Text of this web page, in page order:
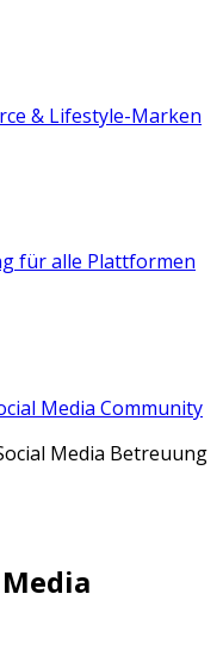
& Lifestyle-Marken
für alle Plattformen
Media Community
Media Betreuung